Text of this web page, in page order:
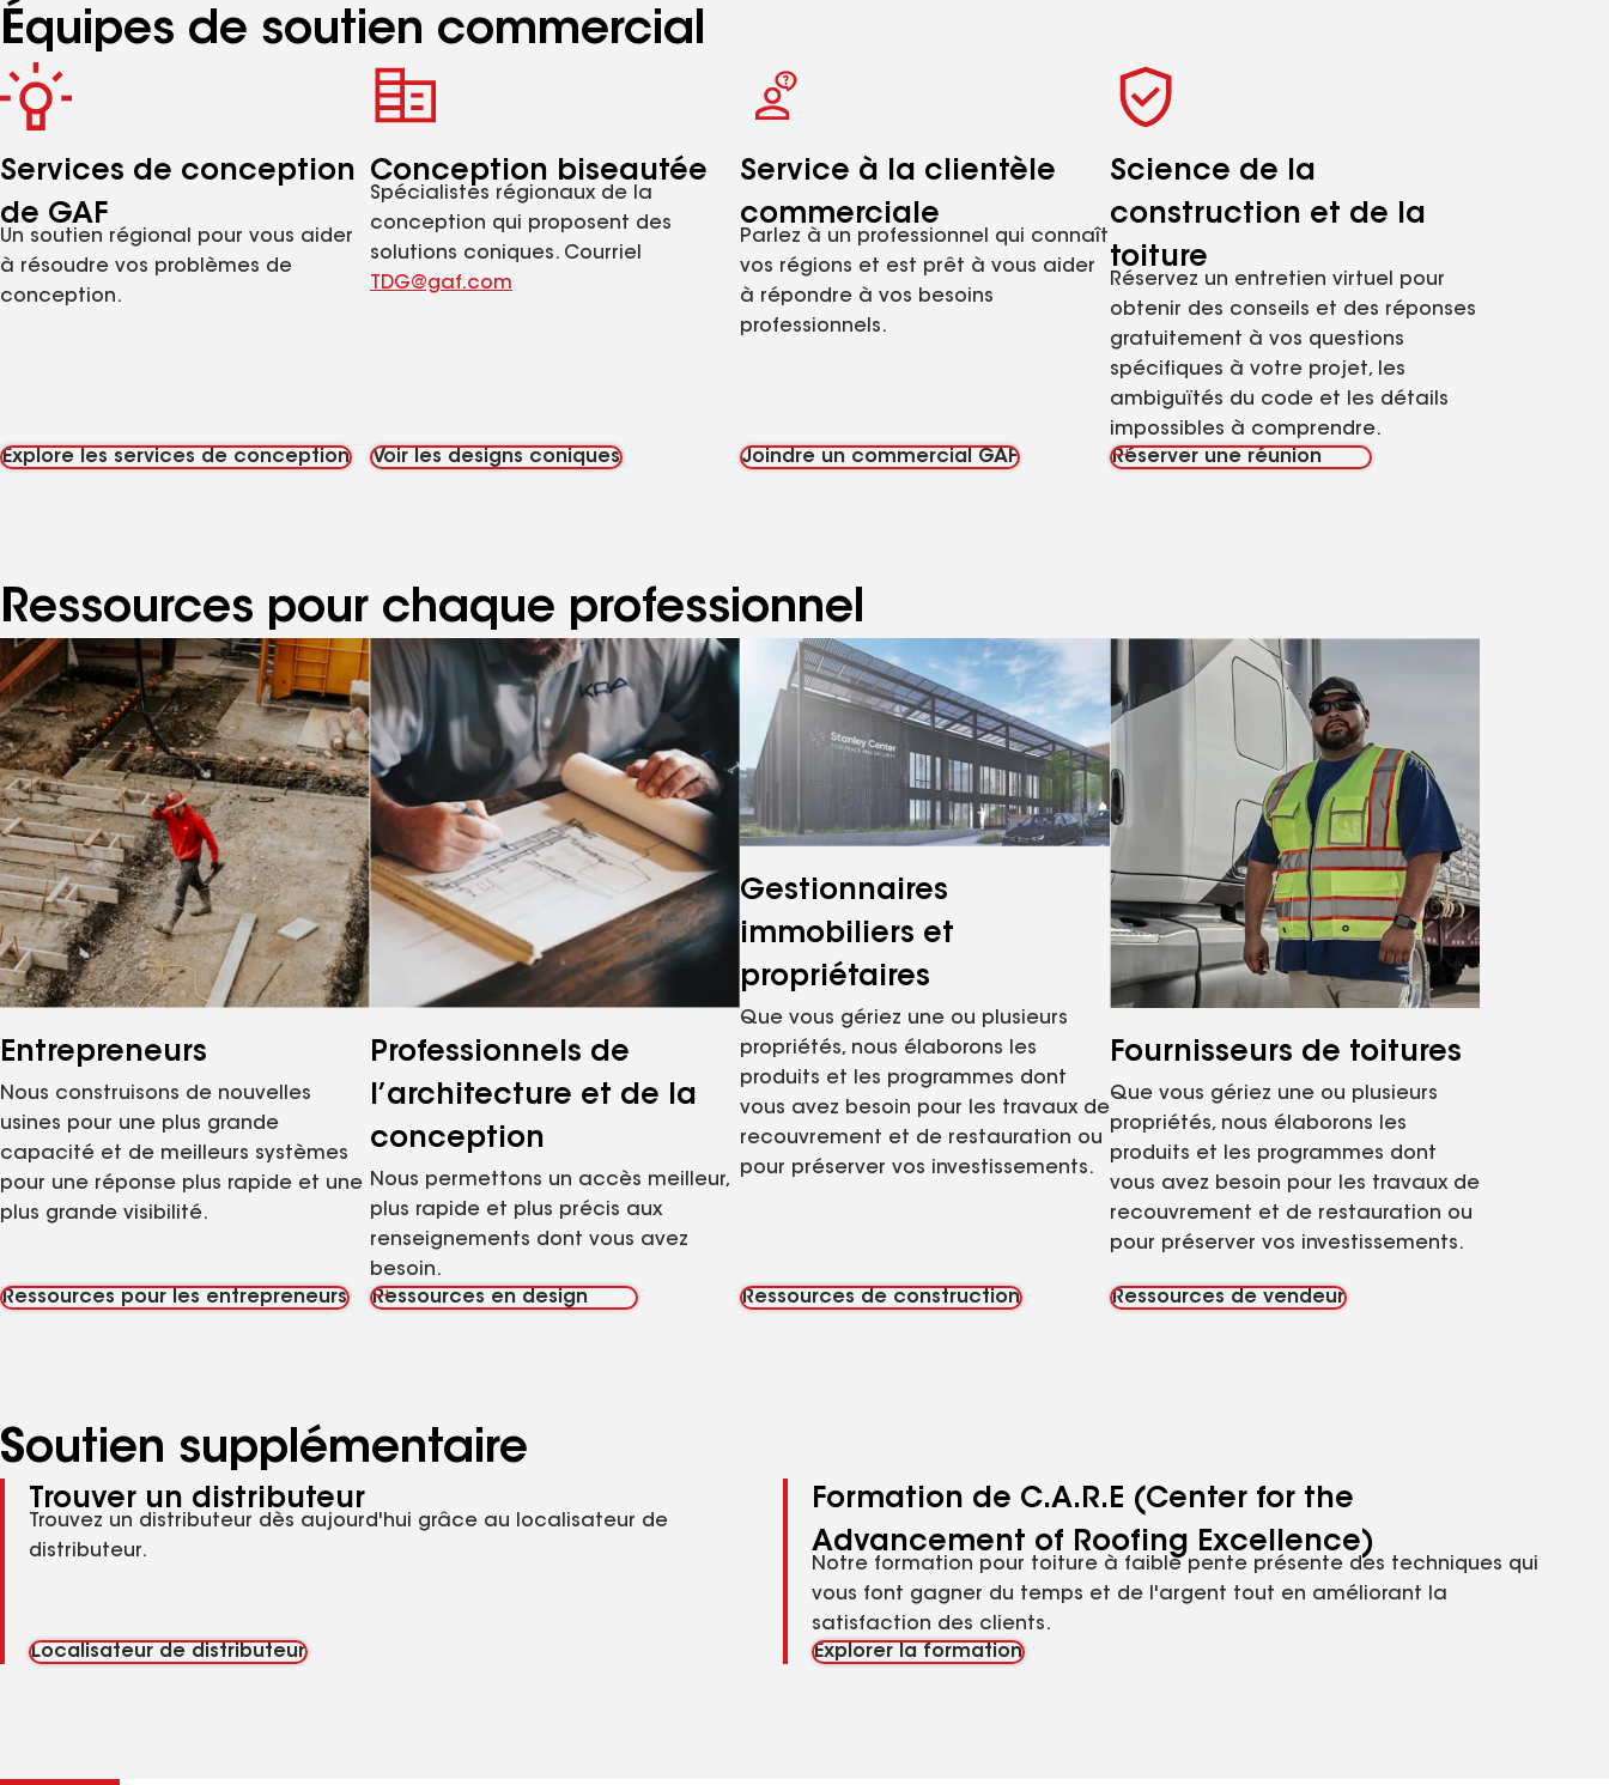
Équipes de soutien commercial
Services de conception
de GAF
Un soutien régional pour vous aider
à résoudre vos problèmes de
conception.
Explore les services de conception
Conception biseautée
Spécialistes régionaux de la
conception qui proposent des
solutions coniques. Courriel
TDG@gaf.com
Voir les designs coniques
Service à la clientèle
commerciale
Parlez à un professionnel qui connaît
vos régions et est prêt à vous aider
à répondre à vos besoins
professionnels.
Joindre un commercial GAF
Science de la
construction et de la
toiture
Réservez un entretien virtuel pour
obtenir des conseils et des réponses
gratuitement à vos questions
spécifiques à votre projet, les
ambiguïtés du code et les détails
impossibles à comprendre.
Réserver une réunion
Ressources pour chaque professionnel
Entrepreneurs
Nous construisons de nouvelles
usines pour une plus grande
capacité et de meilleurs systèmes
pour une réponse plus rapide et une
plus grande visibilité.
Ressources pour les entrepreneurs
Professionnels de
l’architecture et de la
conception
Nous permettons un accès meilleur,
plus rapide et plus précis aux
renseignements dont vous avez
besoin.
Ressources en design
Gestionnaires
immobiliers et
propriétaires
Que vous gériez une ou plusieurs
propriétés, nous élaborons les
produits et les programmes dont
vous avez besoin pour les travaux de
recouvrement et de restauration ou
pour préserver vos investissements.
Ressources de construction
Fournisseurs de toitures
Que vous gériez une ou plusieurs
propriétés, nous élaborons les
produits et les programmes dont
vous avez besoin pour les travaux de
recouvrement et de restauration ou
pour préserver vos investissements.
Ressources de vendeur
Soutien supplémentaire
Trouver un distributeur
Trouvez un distributeur dès aujourd'hui grâce au localisateur de
distributeur.
Localisateur de distributeur
Formation de C.A.R.E (Center for the
Advancement of Roofing Excellence)
Notre formation pour toiture à faible pente présente des techniques qui
vous font gagner du temps et de l'argent tout en améliorant la
satisfaction des clients.
Explorer la formation